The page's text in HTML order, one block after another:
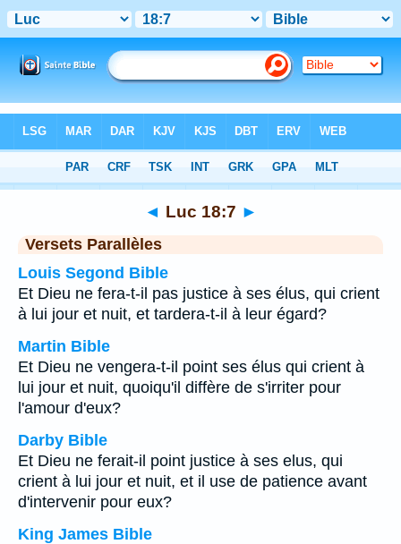
Chapitre 18> Verset 7
◄ Luc 18:7 ►
Versets Parallèles
Louis Segond Bible
Et Dieu ne fera-t-il pas justice à ses élus, qui crient
à lui jour et nuit, et tardera-t-il à leur égard?
Martin Bible
Et Dieu ne vengera-t-il point ses élus qui crient à
lui jour et nuit, quoiqu'il diffère de s'irriter pour
l'amour d'eux?
Darby Bible
Et Dieu ne ferait-il point justice à ses elus, qui
crient à lui jour et nuit, et il use de patience avant
d'intervenir pour eux?
King James Bible